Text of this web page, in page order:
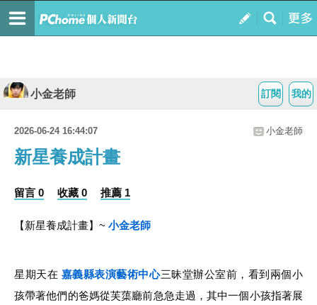
我的
訂閱
小金老師
2026-06-24 16:44:07 小金老師
新星養成計畫
留言 0 收藏 0 推薦 1
【新星養成計畫】~ 小金老師
星期天在 嘉義縣表演藝術中心三昧堂辦公室前，看到兩個小
孩帶著他們的爸媽從芙蕖廳前急急走過，其中一個小孩指著展